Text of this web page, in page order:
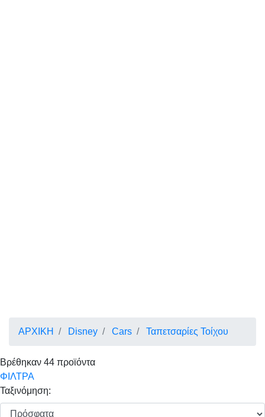
ΑΡΧΙΚΗ Disney Cars Ταπετσαρίες Τοίχου
Βρέθηκαν 44 προϊόντα
ΦΙΛΤΡΑ
Ταξινόμηση: